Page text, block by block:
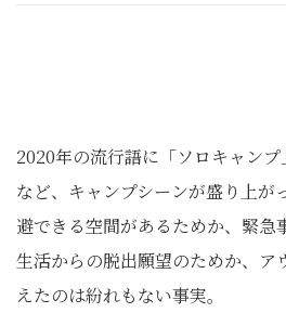
2020年の流行語に「ソロキャン
など、キャンプシーンが盛り上が
避できる空間があるためか、緊急
生活からの脱出願望のためか、ア
えたのは紛れもない事実。